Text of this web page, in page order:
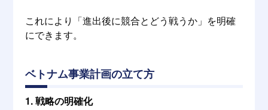
これにより「進出後に競合とどう戦うか」を明確
にできます。
ベトナム事業計画の立て方
1. 戦略の明確化